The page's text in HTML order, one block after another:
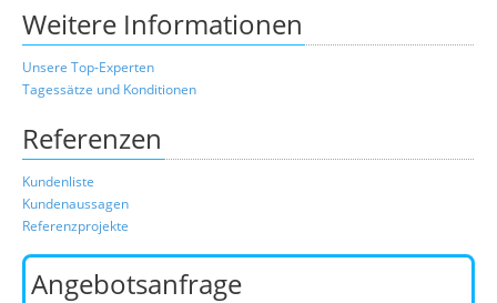
Weitere Informationen
Unsere Top-Experten
Tagessätze und Konditionen
Referenzen
Kundenliste
Kundenaussagen
Referenzprojekte
Angebotsanfrage